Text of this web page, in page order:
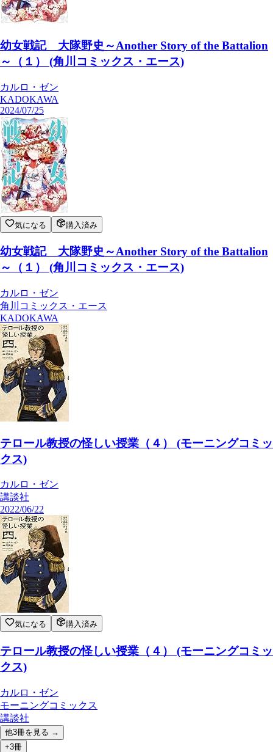
幼女戦記 大隊野史～Another Story of the Battalion
～（１） (角川コミックス・エース)
カルロ・ゼン
KADOKAWA
2024/07/25
気になる 購入済み
幼女戦記 大隊野史～Another Story of the Battalion
～（１） (角川コミックス・エース)
カルロ・ゼン
角川コミックス・エース
KADOKAWA
テロール教授の怪しい授業（４） (モーニングコミッ
クス)
カルロ・ゼン
講談社
2022/06/22
気になる 購入済み
テロール教授の怪しい授業（４） (モーニングコミッ
クス)
カルロ・ゼン
モーニングコミックス
講談社
他3冊を見る →
+3冊